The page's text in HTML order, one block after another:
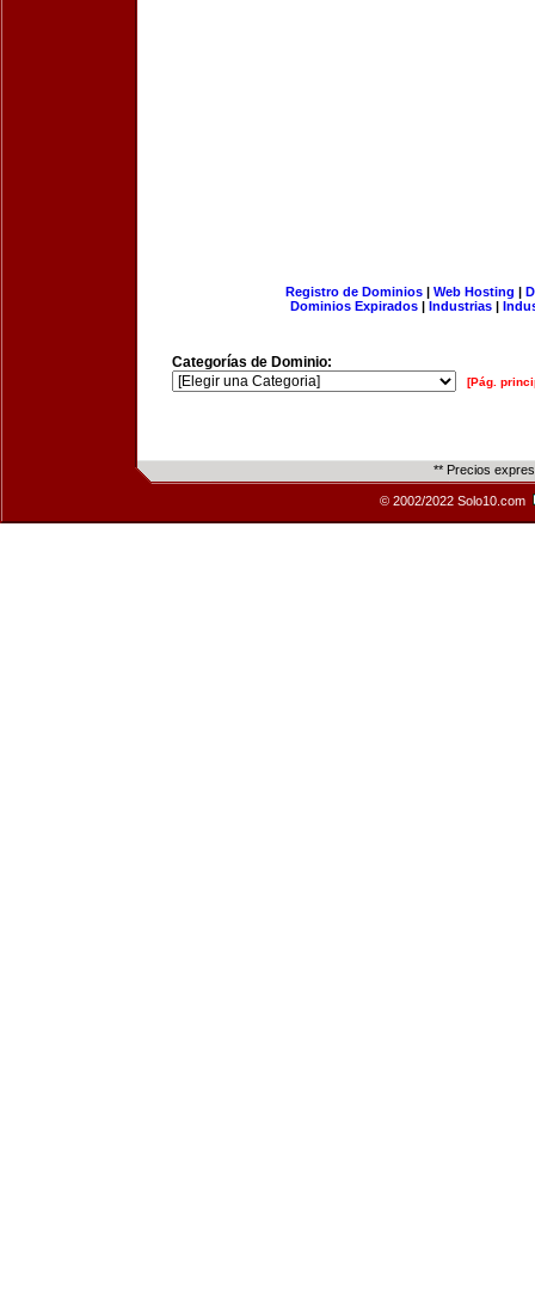
Registro de Dominios| Web Hosting |
Dominios Expirados | Industrias |
Categorías de Dominio:
[Pág.
** Precios
© 2002/2022 Solo10.com